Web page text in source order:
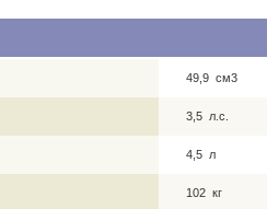
49,9 см3
3,5 л.с.
4,5 л
102 кг